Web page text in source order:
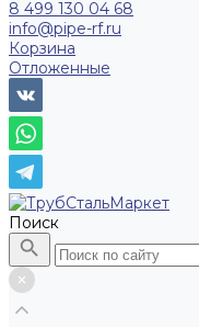
8 499 130 04 68
info@pipe-rf.ru
Корзина
Отложенные
Поиск